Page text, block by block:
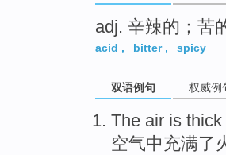
adj. 辛辣的；苦
acid , bitter, spicy
双语例句 权威例
The air is thick
空气中充满了